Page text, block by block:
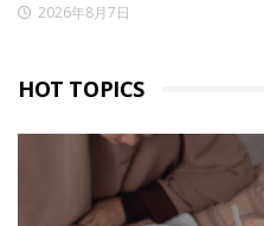
2026年8月7日
HOT TOPICS